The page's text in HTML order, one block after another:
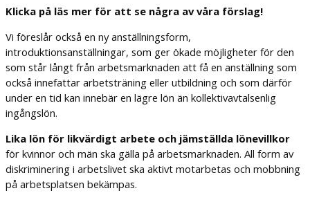
Klicka på läs mer för att se några av våra förslag!
Vi föreslår också en ny anställningsform,
introduktionsanställningar, som ger ökade möjligheter för den
som står långt från arbetsmarknaden att få en anställning som
också innefattar arbetsträning eller utbildning och som därför
under en tid kan innebär en lägre lön än kollektivavtalsenlig
ingångslön.
Lika lön för likvärdigt arbete och jämställda lönevillkor
för kvinnor och män ska gälla på arbetsmarknaden. All form av
diskriminering i arbetslivet ska aktivt motarbetas och mobbning
på arbetsplatsen bekämpas.